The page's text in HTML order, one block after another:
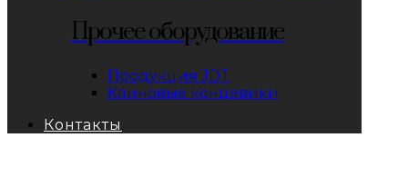
Прочее оборудование
Продукция JDT
Клиновые концевики
Контакты